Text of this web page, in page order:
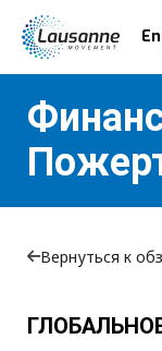
Вернуться к